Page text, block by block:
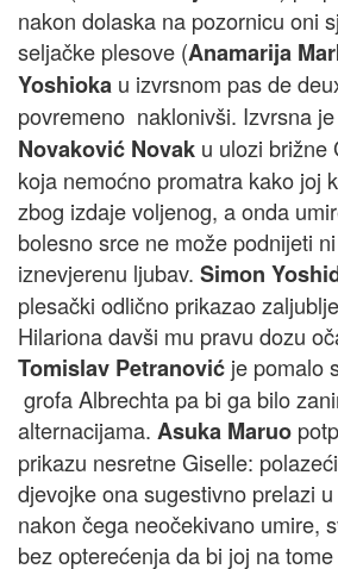
nakon dolaska na pozornicu oni
seljačke plesove (Anamarija
Yoshioka u izvrsnom pas de
povremeno naklonivši. Izvrsna je
Novaković Novak u ulozi brižne
koja nemoćno promatra kako joj
zbog izdaje voljenog, a onda
bolesno srce ne može podnijeti
iznevjerenu ljubav. Simon
plesački odlično prikazao
Hilariona davši mu pravu dozu
Tomislav Petranović je pomalo
grofa Albrechta pa bi ga bilo
alternacijama. Asuka Maruo
prikazu nesretne Giselle:
djevojke ona sugestivno prelazi
nakon čega neočekivano umire,
bez opterećenja da bi joj na